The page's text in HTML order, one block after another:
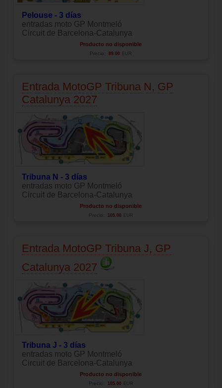
Pelouse - 3 días
entradas moto GP Montmeló
Circuit de Barcelona-Catalunya
Producto no disponible
Precio: 89.00 EUR
Entrada MotoGP Tribuna N, GP
Catalunya 2027
Tribuna N - 3 días
entradas moto GP Montmeló
Circuit de Barcelona-Catalunya
Producto no disponible
Precio: 105.00 EUR
Entrada MotoGP Tribuna J, GP
Catalunya 2027
Tribuna J - 3 días
entradas moto GP Montmeló
Circuit de Barcelona-Catalunya
Producto no disponible
Precio: 105.00 EUR